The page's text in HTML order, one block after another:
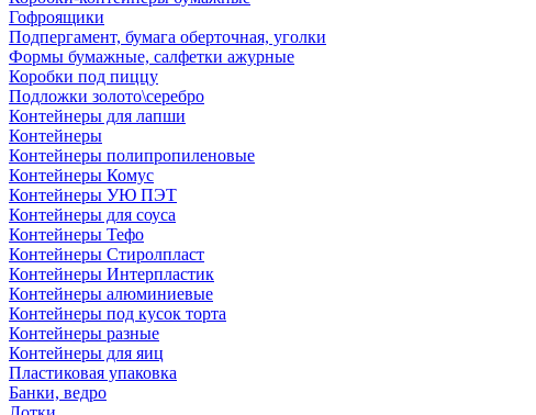
Гофроящики
Подпергамент, бумага оберточная, уголки
Формы бумажные, салфетки ажурные
Коробки под пиццу
Подложки золото\серебро
Контейнеры для лапши
Контейнеры
Контейнеры полипропиленовые
Контейнеры Комус
Контейнеры УЮ ПЭТ
Контейнеры для соуса
Контейнеры Тефо
Контейнеры Стиролпласт
Контейнеры Интерпластик
Контейнеры алюминиевые
Контейнеры под кусок торта
Контейнеры разные
Контейнеры для яиц
Пластиковая упаковка
Банки, ведро